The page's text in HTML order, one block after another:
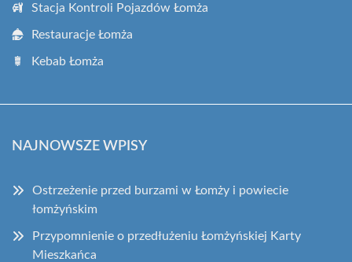
Stacja Kontroli Pojazdów Łomża
Restauracje Łomża
Kebab Łomża
NAJNOWSZE WPISY
Ostrzeżenie przed burzami w Łomży i powiecie
łomżyńskim
Przypomnienie o przedłużeniu Łomżyńskiej Karty
Mieszkańca